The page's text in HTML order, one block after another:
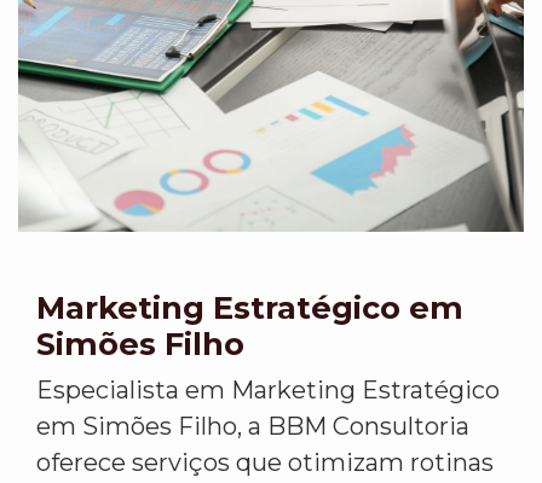
Marketing Estratégico em
Simões Filho
Especialista em Marketing Estratégico
em Simões Filho, a BBM Consultoria
oferece serviços que otimizam rotinas